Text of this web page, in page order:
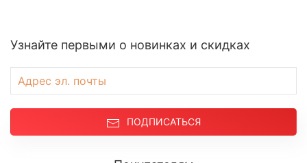
Узнайте первыми о новинках и скидках
ПОДПИСАТЬСЯ